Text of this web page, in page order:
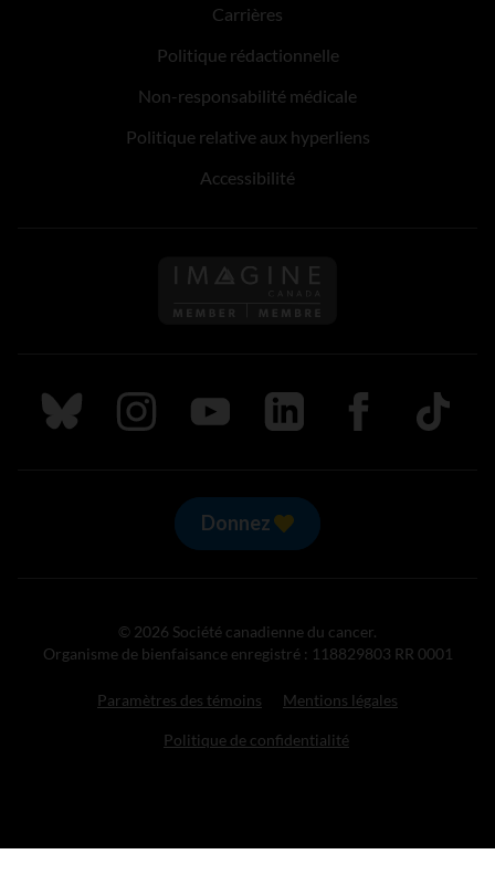
Carrières
Politique rédactionnelle
Non-responsabilité médicale
Politique relative aux hyperliens
Accessibilité
Suivez nous sur Bluesky
Suivez nous sur Instagram
Suivez nous sur Youtube
Suivez nous sur LinkedIn
Suivez nous sur
TikTok
Donnez
© 2026 Société canadienne du cancer.
Organisme de bienfaisance enregistré : 118829803 RR 0001
Paramètres des témoins Mentions légales
Politique de confidentialité